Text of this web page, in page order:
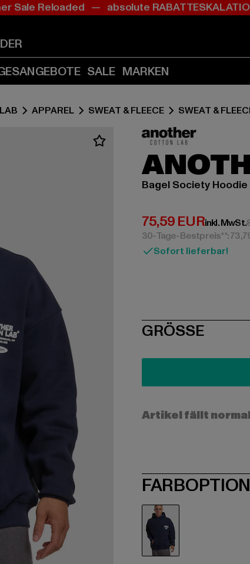
Zum
(Enter
drücken)
Zum
(Enter
drücken)
Sale Reloaded — absolute
SALE MARKEN
APPAREL SWEAT & FLEECE SWEAT &
Bagel Society Hoodie
75,59 EUR
Derzeitiger Preis:
inkl. MwSt.
30-Tage-Bestpreis**:
Sofort lieferbar!
SIZE
GRÖSSE
Artikel fällt